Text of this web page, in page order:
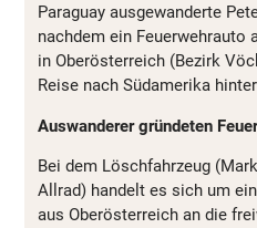
Paraguay ausgewanderte
nachdem ein Feuerwehrauto
in Oberösterreich (Bezirk
Reise nach Südamerika
Auswanderer gründeten
Bei dem Löschfahrzeug
Allrad) handelt es sich um
aus Oberösterreich an die